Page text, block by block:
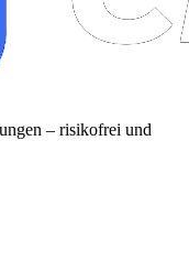
– risikofrei und